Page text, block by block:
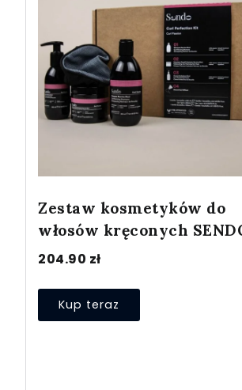
Zestaw kosmetyków do
włosów kręconych
204.90 zł
Kup teraz